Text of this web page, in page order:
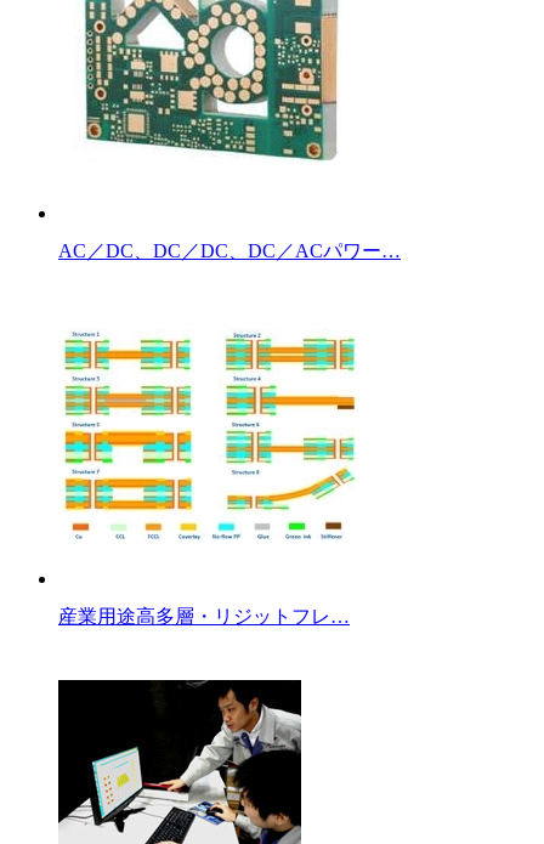
AC／DC、DC／DC、DC／ACパワー…
産業用途高多層・リジットフレ…